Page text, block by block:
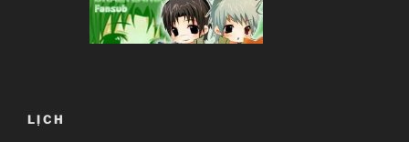
LỊCH